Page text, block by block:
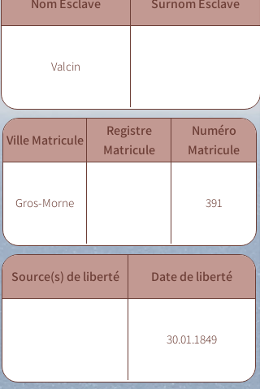
Valcin
Ville Matricule
Registre
Matricule
Numéro
Matricule
Gros-Morne 391
Source(s) de liberté Date de liberté
30.01.1849